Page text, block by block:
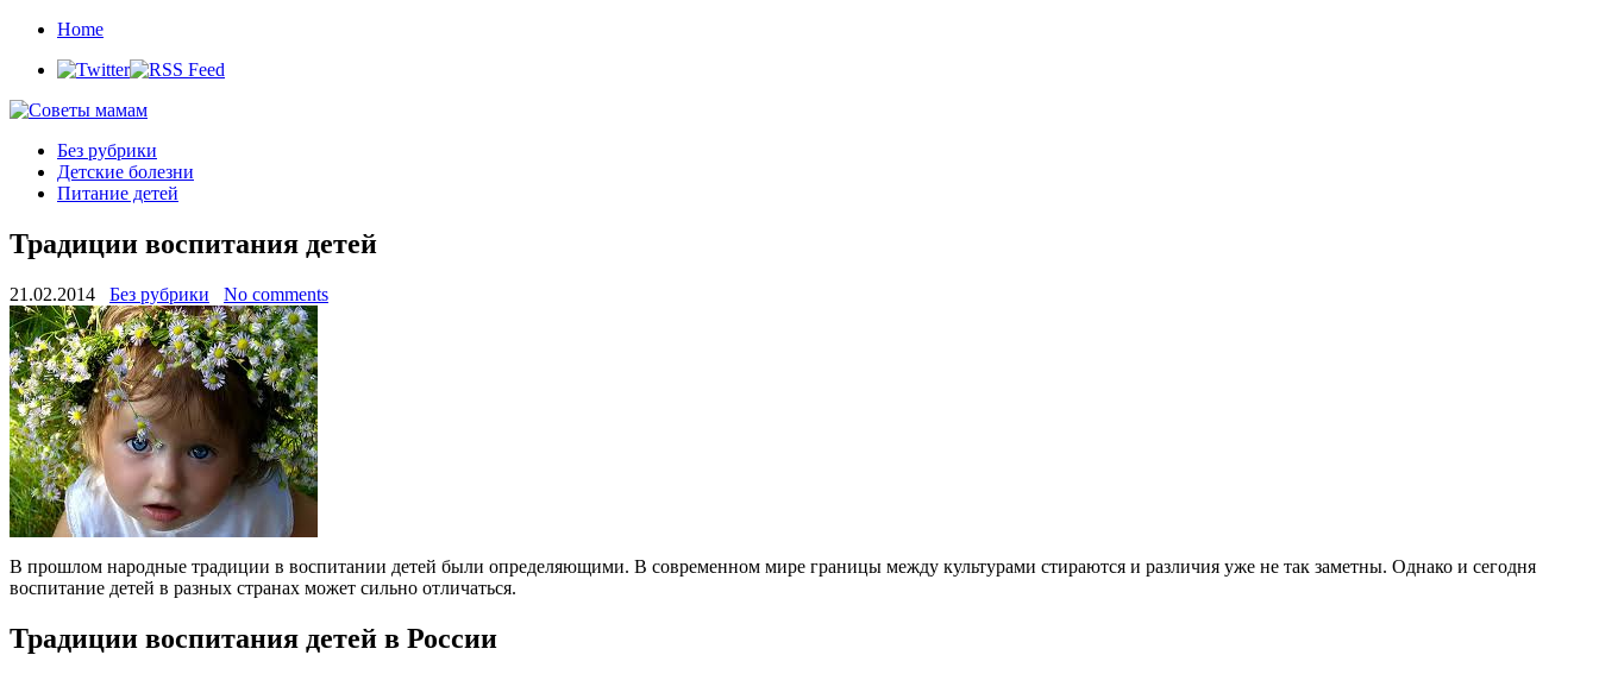
Home
Без рубрики
Детские болезни
Питание детей
Традиции воспитания детей
21.02.2014 Без рубрики No comments
В прошлом народные традиции в воспитании детей были определяющими. В современном мире границы между культурами стираются и различия уже не так заметны. Однако и сегодня
воспитание детей в разных странах может сильно отличаться.
Традиции воспитания детей в России